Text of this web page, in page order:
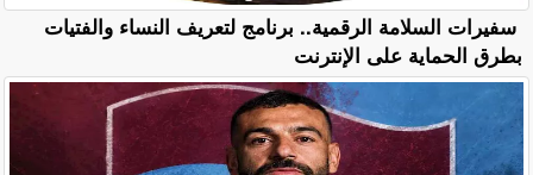
سفيرات السلامة الرقمية.. برنامج لتعريف النساء والفتيات
بطرق الحماية على الإنترنت